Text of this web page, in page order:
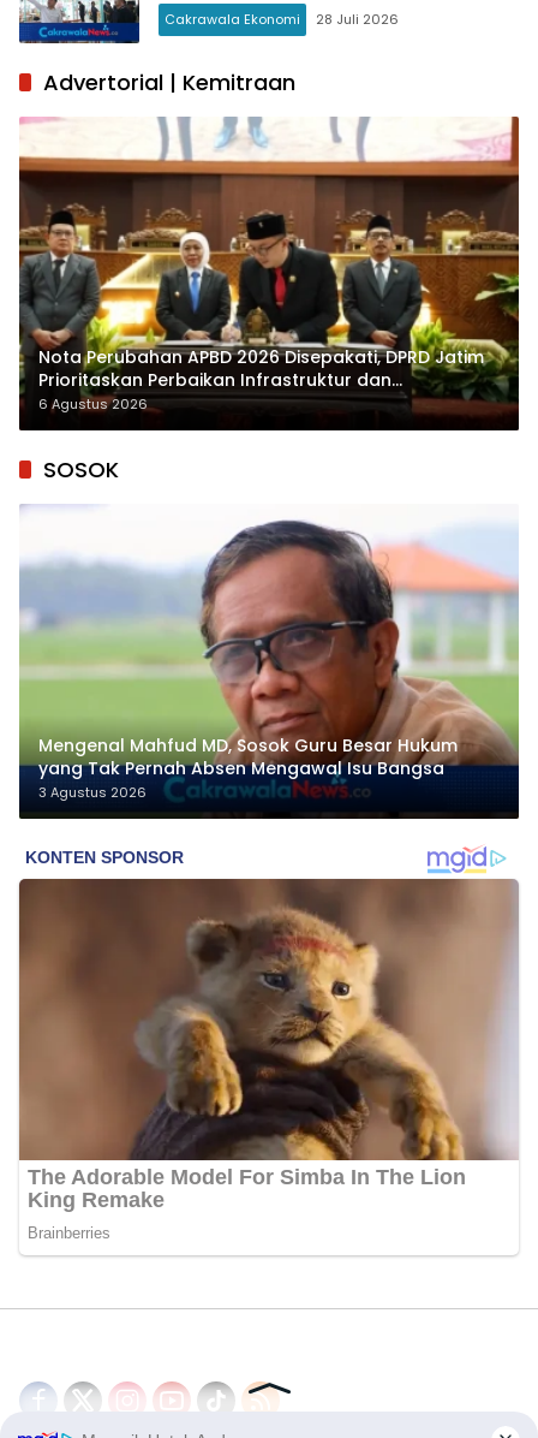
Cakrawala Ekonomi 28 Juli 2026
Advertorial | Kemitraan
Nota Perubahan APBD 2026 Disepakati, DPRD Jatim
Prioritaskan Perbaikan Infrastruktur dan
Penyelesaian TPG
6 Agustus 2026
SOSOK
Mengenal Mahfud MD, Sosok Guru Besar Hukum
yang Tak Pernah Absen Mengawal Isu Bangsa
3 Agustus 2026